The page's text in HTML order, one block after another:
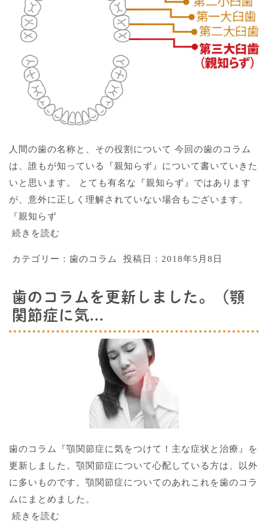
人間の歯の名称と、その役割について 今回の歯のコラム
は、誰もが知っている『親知らず』について書いていきた
いと思います。 とても有名な『親知らず』ではあります
が、意外に正しく理解されていない場合もございます。
『親知らず
続きを読む
カテゴリー： 歯のコラム 投稿日： 2018年5月8日
歯のコラムを更新しました。（顎
関節症に気...
歯のコラム『顎関節症に気をつけて！主な症状と治療』を
更新しました。顎関節症について心配している方は、以外
に多いものです。顎関節症についてのあれこれを歯のコラ
ムにまとめました。
続きを読む